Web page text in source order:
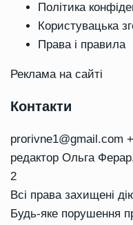
Політика
Користувацька
Права і правила
Реклама на сайті
Контакти
prorivne1@gmail.com
редактор Ольга
2
Всі права захищені
Будь-яке порушення